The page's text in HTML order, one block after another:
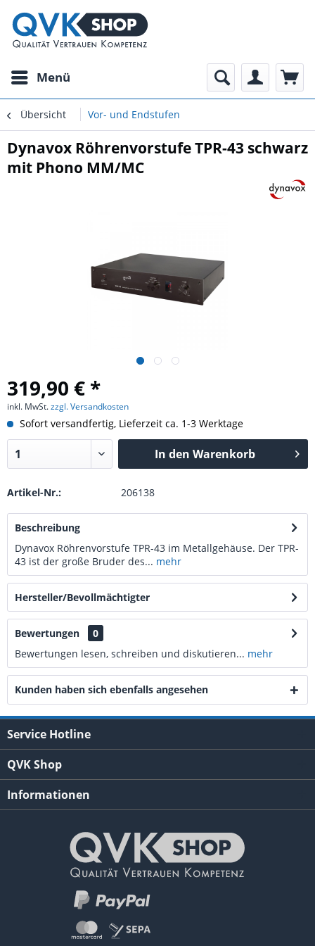
Menü
Übersicht Vor- und Endstufen
Dynavox Röhrenvorstufe TPR-43 schwarz
mit Phono MM/MC
319,90 € *
inkl. MwSt.zzgl. Versandkosten
Sofort versandfertig, Lieferzeit ca. 1-3 Werktage
In den Warenkorb
Artikel-Nr.: 206138
Beschreibung
Dynavox Röhrenvorstufe TPR-43 im Metallgehäuse. Der TPR-
43 ist der große Bruder des... mehr
Hersteller/Bevollmächtigter
Bewertungen
0
Bewertungen lesen, schreiben und diskutieren... mehr
Kunden haben sich ebenfalls angesehen
Service Hotline
QVK Shop
Informationen